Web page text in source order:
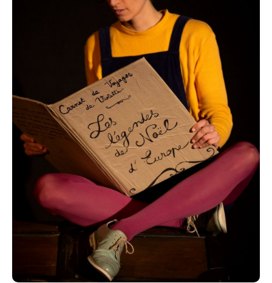
la malle ! Toutes les créatures des légendes de Noël
risqueraient de s’en échapper ! C’est compris ?
Juliette, tu as bien compris ? Dis Mamie Violette.
Oui, oui mamie ! Ne t’inquiète pas, tu me connais,
j’écoute toujours très bien ! Répond-elle, les yeux
pétillants pleins de malice et un sourire narquois en
coin...
Invitée par le chat islandais Jolakoturinn, Juliette
entre dans la malle magique et un autre Noël s’ouvre
à elle… C’est ainsi que Juliette part à la rencontre des
histoires des Noëls de différents pays d’Europe et de
leurs légendes oubliées…